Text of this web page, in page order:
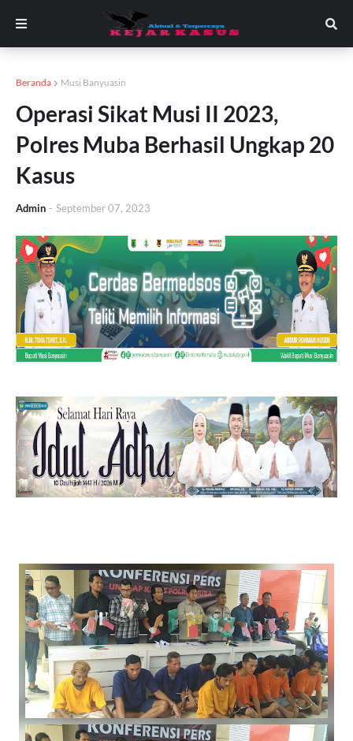
Beranda Musi Banyuasin
Operasi Sikat Musi II 2023,
Polres Muba Berhasil Ungkap 20
Kasus
Admin - September 07, 2023